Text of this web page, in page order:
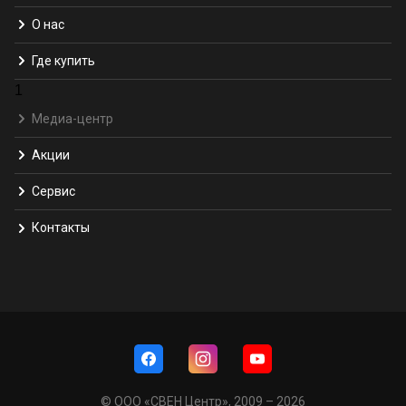
О нас
Где купить
1
Медиа-центр
Акции
Сервис
Контакты
© ООО «СВЕН Центр», 2009 – 2026